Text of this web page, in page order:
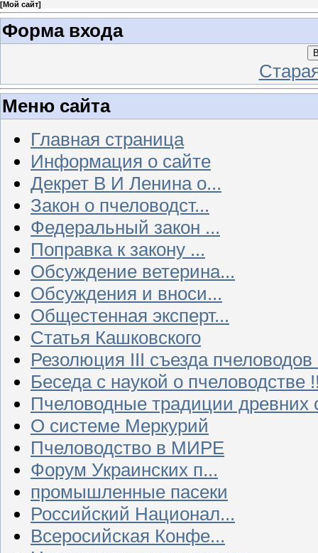
[Мой сайт]
Форма входа
Меню сайта
Главная страница
Информация о сайте
Декрет В И Ленина о...
Закон о пчеловодст...
Федеральный закон ...
Поправка к закону ...
Обсуждение ветерина...
Обсуждения и вноси...
Общестенная эксперт...
Статья Кашковского
Резолюция III съезда
Беседа с наукой о пчеловодстве
Пчеловодные традиции древних
О системе Меркурий
Пчеловодство в МИРЕ
Форум Украинских п...
промышленные пасеки
Российский Национал...
Всеросийская Конфе...